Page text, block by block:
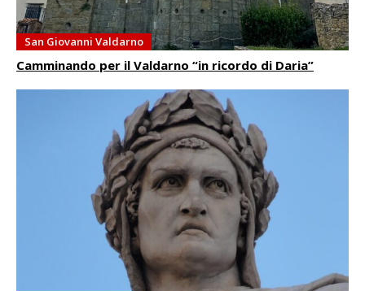
San Giovanni Valdarno
Camminando per il Valdarno “in ricordo di Daria”